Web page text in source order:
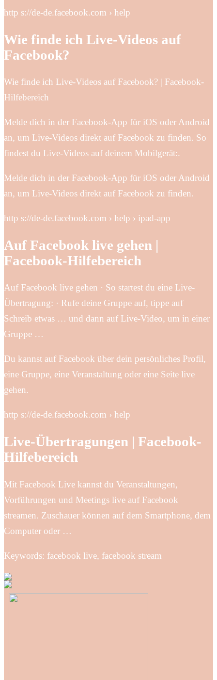
http s://de-de.facebook.com › help
Wie finde ich Live-Videos auf
Facebook?
Wie finde ich Live-Videos auf Facebook? | Facebook-
Hilfebereich
Melde dich in der Facebook-App für iOS oder Android
an, um Live-Videos direkt auf Facebook zu finden. So
findest du Live-Videos auf deinem Mobilgerät:.
Melde dich in der Facebook-App für iOS oder Android
an, um Live-Videos direkt auf Facebook zu finden.
http s://de-de.facebook.com › help › ipad-app
Auf Facebook live gehen |
Facebook-Hilfebereich
Auf Facebook live gehen · So startest du eine Live-
Übertragung: · Rufe deine Gruppe auf, tippe auf
Schreib etwas … und dann auf Live-Video, um in einer
Gruppe …
Du kannst auf Facebook über dein persönliches Profil,
eine Gruppe, eine Veranstaltung oder eine Seite live
gehen.
http s://de-de.facebook.com › help
Live-Übertragungen | Facebook-
Hilfebereich
Mit Facebook Live kannst du Veranstaltungen,
Vorführungen und Meetings live auf Facebook
streamen. Zuschauer können auf dem Smartphone, dem
Computer oder …
Keywords: facebook live, facebook stream